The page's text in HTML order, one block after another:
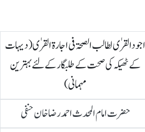
اجودالقرٰی لطالب الصحۃ فی اجارۃ القرٰی (دیہات
کے ٹھیکہ کی صحت کے طلبگار کے لئے بہترین
مہمانی)
حضرت امام المحدث احمد رضا خان حنفی